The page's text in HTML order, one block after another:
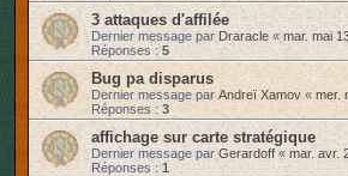
3 attaques d'affilée
Dernier message parDraracle «mar. mai
Réponses : 5
Bug pa disparus
Dernier message par Andreï Xamov « mer.
Réponses : 3
affichage sur carte stratégique
Dernier message parGerardoff « mar. avr.
Réponses : 1